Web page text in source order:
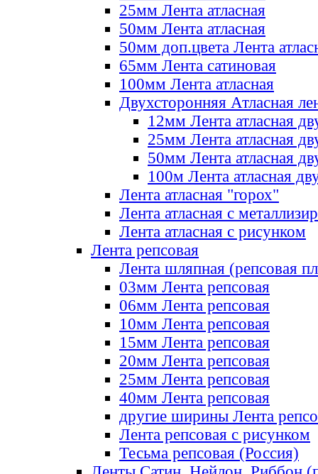
25мм Лента атласная
50мм Лента атласная
50мм доп.цвета Лента
65мм Лента сатиновая
100мм Лента атласная
Двухсторонняя Атласная
12мм Лента атласная
25мм Лента атласная
50мм Лента атласная
100м Лента атласная
Лента атласная "горох"
Лента атласная с
Лента атласная с рисунком
Лента репсовая
Лента шляпная (репсовая
03мм Лента репсовая
06мм Лента репсовая
10мм Лента репсовая
15мм Лента репсовая
20мм Лента репсовая
25мм Лента репсовая
40мм Лента репсовая
другие ширины Лента
Лента репсовая с рисунком
Тесьма репсовая (Россия)